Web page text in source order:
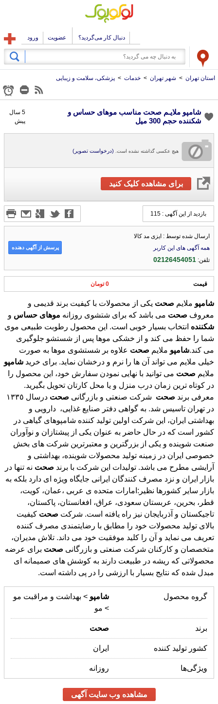
دنبال کار می‌گردید؟ عضویت ورود
استان تهران > شهر تهران > خدمات > پزشکی، سلامت و زیبایی
شامپو ملايـم صحت مناسب موهای حساس و
شکننده حجم 300 میل
5 سال
پیش
هیچ عکسی گذاشته نشده است. (درخواست تصویر)
برای مشاهده کلیک کنید
بازدید از این آگهی : 115
ارسال شده توسط : ایزی مد کالا
همه آگهی های این کاربر
تلفن:02126454051
پرسش از آگهی دهنده
قیمت 0 تومان
شامپو ملايم صحت یکی از محصولات با کیفیت برند قدیمی و
معروف صحت می باشد که برای شتشوی روزانه موهای حساس و
شکننده انتخاب بسیار خوبی است. این محصول رطوبت طبیعی موی
شما را حفظ می کند و از خشکی موها پس از شستشو جلوگیری
می کند.شامپو ملايم صحت علاوه بر شستشوی موها به صورت
خیلی ملایم می تواند آن ها را نرم و درخشان نماید. برای خرید شامپو
ملايم صحت می توانید با نهایی نمودن سفارش خود، این محصول را
در کوتاه ترین زمان درب منزل و یا محل کارتان تحویل بگیرید.
معرفی برند صحت شرکت صنعتی و بازرگانی صحت درسال ١٣٣٥
در تهران تاسيس شد. به گواهی دفتر صنایع غذایی، دارویی و
بهداشتی ایران، این شرکت اولین تولید کننده شامپوهای گیاهی در
کشور است که در حال حاضر به عنوان يكی از پيشتازان و نوآوران
صنعت شوينده و يكی از بزرگترين و معتبرترين شركت های بخش
خصوصی ايران در زمينه توليد محصولات شوينده، بهداشتی و
آرايشی مطرح می باشد. توليدات اين شركت با برند صحت نه تنها در
بازار ايران و نزد مصرف كنندگان ايرانی جايگاه ویژه ای دارد بلکه به
بازار سایر کشورها نظیر:امارات متحده ی عربی ،عمان، کویت،
قطر، بحرین، عربستان سعودی، عراق، افغانستان، پاکستان،
تاجیکستان و آذربایجان نيز راه يافته است. شركت صحت كيفيت
بالای توليد محصولات خود را مطابق با رضايتمندی مصرف كننده
تعريف می نمايد و آن را كليد موفقيت خود می داند. تلاش مديران،
متخصصان و كاركنان شرکت صنعتی و بازرگانی صحت برای عرضه
محصولاتی كه ريشه در طبيعت دارند به كوشش های صميمانه ای
مبدل شده كه نتايج بسيار با ارزشی را در پی داشته است.
گروه محصول شامپو > بهداشت و مراقبت مو
> مو
برند صحت
کشور تولید کننده ایران
ویژگی‌ها روزانه
مشاهده وب سایت آگهی